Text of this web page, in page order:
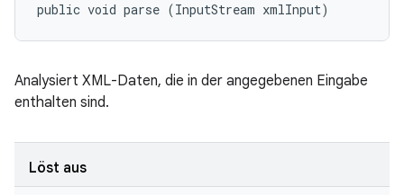
public void parse (InputStream xmlInput)
Analysiert XML-Daten, die in der angegebenen Eingabe
enthalten sind.
Löst aus